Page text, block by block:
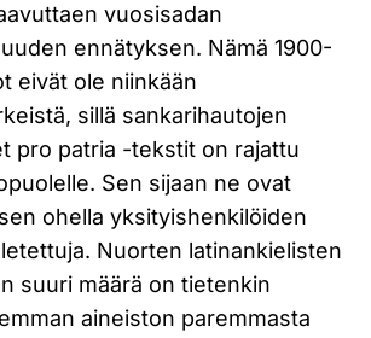
vuosisadan
ennätyksen. Nämä 1900-
eivät ole niinkään
sillä sankarihautojen
pro patria -tekstit on rajattu
Sen sijaan ne ovat
ohella yksityishenkilöiden
Nuorten latinankielisten
suuri määrä on tietenkin
aineiston paremmasta